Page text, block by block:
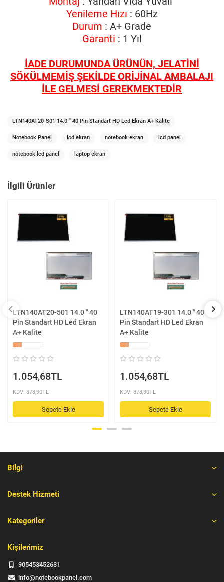
Yenileme Hızı : 60Hz
Durum : A+ Grade
Garanti : 1 Yıl
İADE DURUMUNDA ÜRÜNÜN, JELATİNİ
SÖKÜLMEMİŞ ŞEKİLDE ORİJİNAL AMBALAJI
İLE GELMESİ GEREKMEKTEDİR
LTN140AT20-S01 14.0 '' 40 Pin Standart HD Led Ekran A+ Kalite
Notebook Panel lcd ekran notebook ekran lcd panel
notebook lcd panel laptop ekran
İlgili Ürünler
LTN140AT20-501 14.0 '' 40
Pin Standart HD Led Ekran
A+ Kalite
1.054,68TL
KDV: 878,90TL
Sepete Ekle
LTN140AT19-301 14.0 '' 40
Pin Standart HD Led Ekran
A+ Kalite
1.054,68TL
KDV: 878,90TL
Sepete Ekle
Bilgi
Destek Hizmeti
Kategoriler
Kişilerimiz
905453452631
info@notebookpanel.com